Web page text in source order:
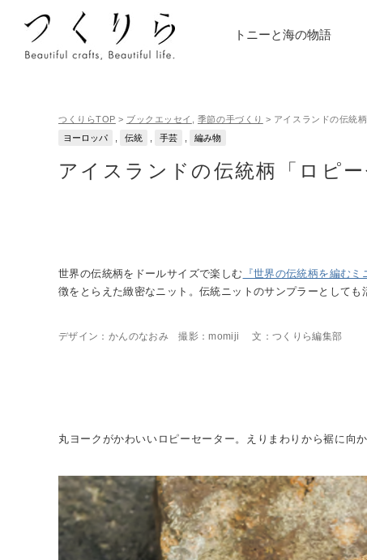
トニーと海の物語
つくりらTOP > ブックエッセイ 季節の手づくり > アイスランドの伝統
ヨーロッパ
伝統 手芸 編み物
アイスランドの伝統柄「ロピー
世界の伝統柄をドールサイズで楽しむ 『世界の伝統柄を編む
徴をとらえた緻密なニット。伝統ニットのサンプラーとしても
デザイン：かんのなおみ 撮影：momiji 文：つくりら編集部
丸ヨークがかわいいロピーセーター。えりまわりから裾に向